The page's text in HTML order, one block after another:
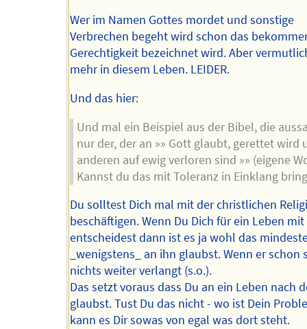
Wer im Namen Gottes mordet und sonstige
Verbrechen begeht wird schon das
Gerechtigkeit bezeichnet wird. Aber
mehr in diesem Leben. LEIDER.
Und das hier:
Und mal ein Beispiel aus der Bibel, die
nur der, der an »» Gott glaubt, gerettet wird
anderen auf ewig verloren sind »» (eigene
Kannst du das mit Toleranz in Einklang
Du solltest Dich mal mit der christlichen
beschäftigen. Wenn Du Dich für ein Leben
entscheidest dann ist es ja wohl das
_wenigstens_ an ihn glaubst. Wenn er schon
nichts weiter verlangt (s.o.).
Das setzt voraus dass Du an ein Leben nach
glaubst. Tust Du das nicht - wo ist Dein
kann es Dir sowas von egal was dort steht.